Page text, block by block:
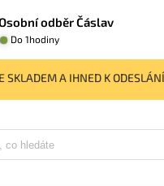
odběr Čáslav
Do 1hodiny
SKLADEM A IHNED K